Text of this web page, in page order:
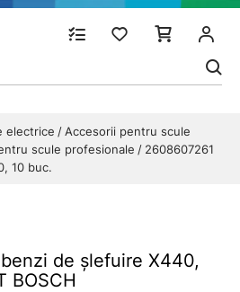
electrice
Accesorii pentru scule
scule profesionale
2608607261
10 buc.
de şlefuire X440,
BOSCH